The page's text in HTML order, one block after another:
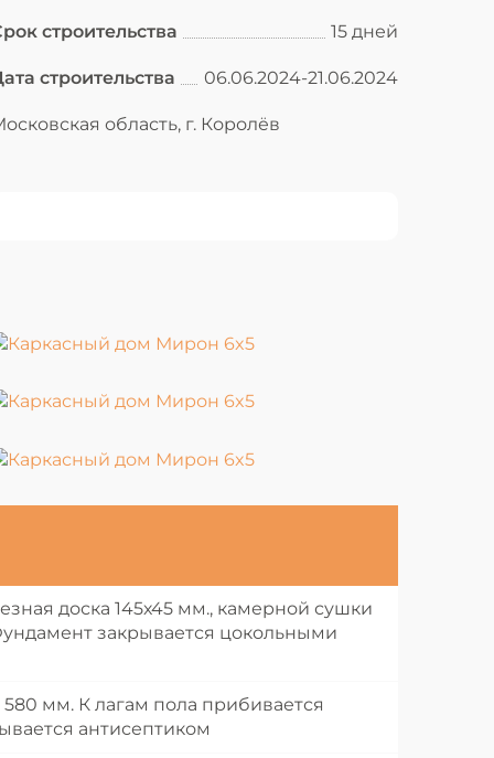
строительства 15 дней
строительства 06.06.2024-21.06.2024
область, г. Королёв
доска 145х45 мм., камерной сушки
закрывается цокольными
мм. К лагам пола прибивается
антисептиком